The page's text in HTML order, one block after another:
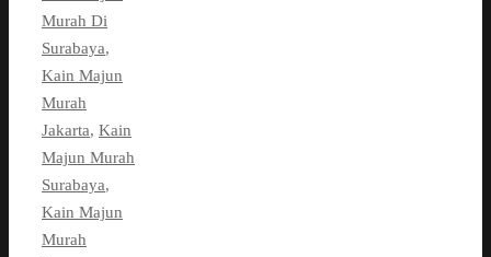
Murah Di
Surabaya,
Kain Majun
Murah
Jakarta, Kain
Majun Murah
Surabaya,
Kain Majun
Murah